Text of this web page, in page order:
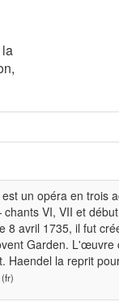
un opéra en trois
VI, VII et
8 avril 1735, il fut
Garden. L'œuvre
Haendel la reprit
(fr)